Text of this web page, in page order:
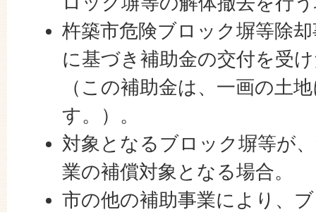
杵築市危険ブロック塀等除
に基づき補助金の交付を受
（この補助金は、一画の土
す。）。
対象となるブロック塀等が
業の補償対象となる場合。
市の他の補助事業により、